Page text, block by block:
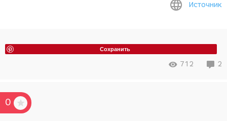
Источник
Сохранить
712 2
0